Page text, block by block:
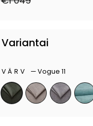
Variantai
VÄRV —Vogue 11